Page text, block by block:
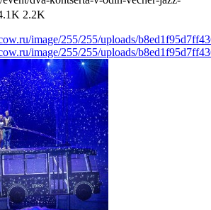
2.2K
image/255/255/uploads/
image/255/255/uploads/